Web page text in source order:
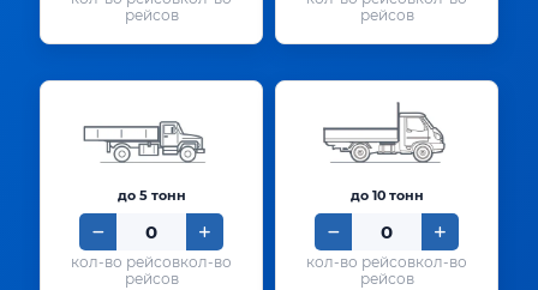
рейсов
рейсов
до 5 тонн
кол-во
рейсов
до 10 тонн
кол-во
рейсов